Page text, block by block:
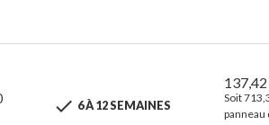
 6 À 12 SEMAINES
Soit
panneau